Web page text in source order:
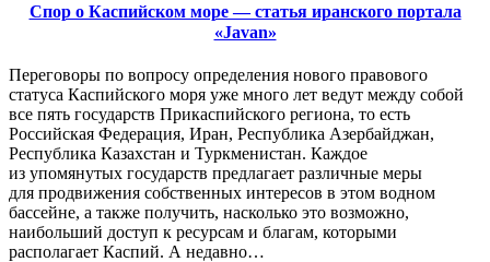
Спор о Каспийском море — статья иранского портала
«Javan»
Переговоры по вопросу определения нового правового
статуса Каспийского моря уже много лет ведут между собой
все пять государств Прикаспийского региона, то есть
Российская Федерация, Иран, Республика Азербайджан,
Республика Казахстан и Туркменистан. Каждое
из упомянутых государств предлагает различные меры
для продвижения собственных интересов в этом водном
бассейне, а также получить, насколько это возможно,
наибольший доступ к ресурсам и благам, которыми
располагает Каспий. А недавно…